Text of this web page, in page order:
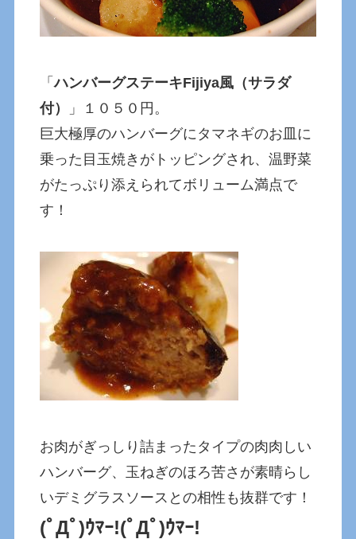
「ハンバーグステーキFijiya風（サラダ
付）
」１０５０円。
巨大極厚のハンバーグにタマネギのお皿に
乗った目玉焼きがトッピングされ、温野菜
がたっぷり添えられてボリューム満点で
す！
お肉がぎっしり詰まったタイプの肉肉しい
ハンバーグ、玉ねぎのほろ苦さが素晴らし
いデミグラスソースとの相性も抜群です！
(ﾟДﾟ)ｳﾏｰ!(ﾟДﾟ)ｳﾏｰ!